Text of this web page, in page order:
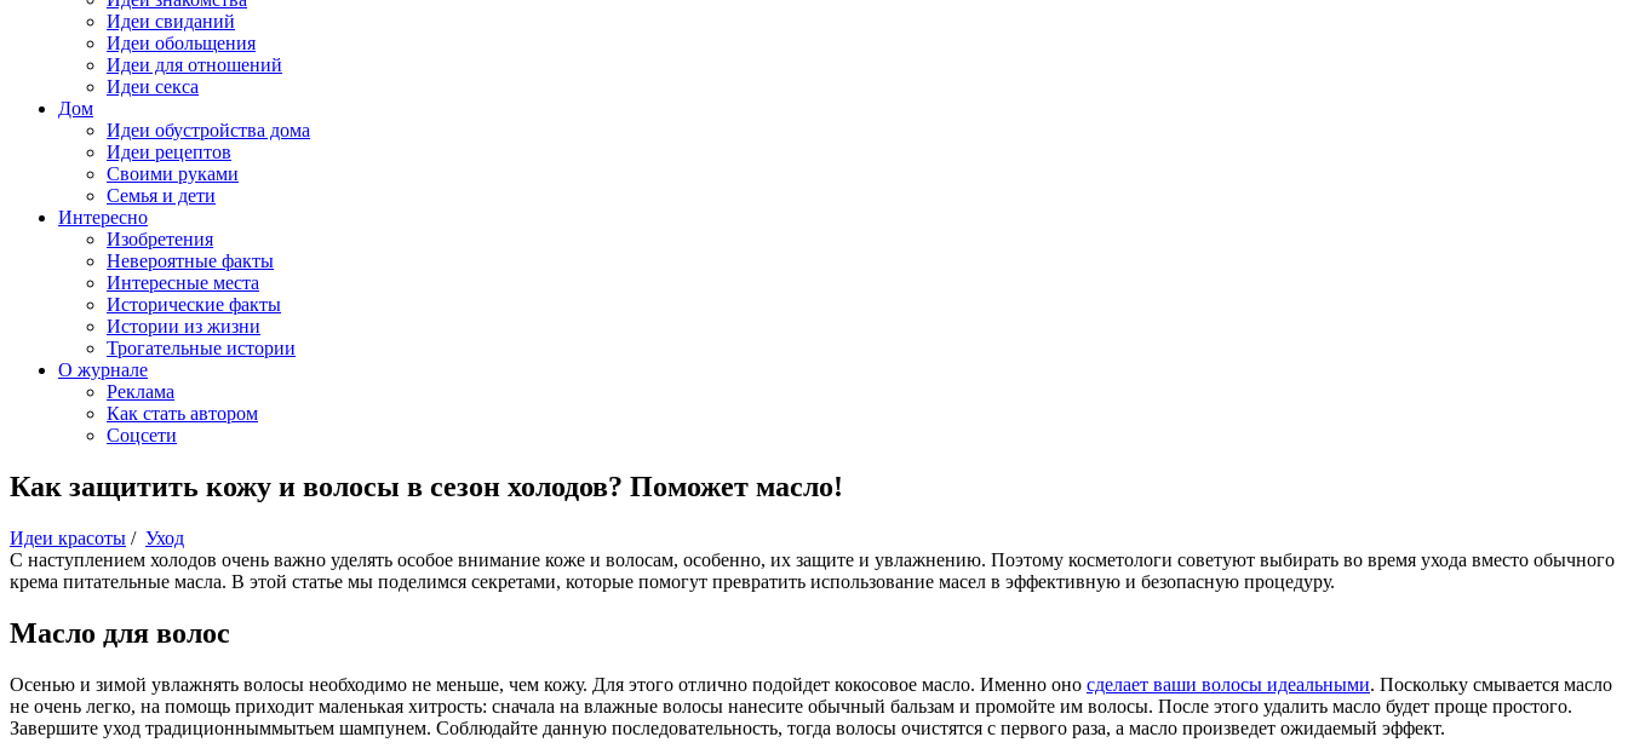
Идеи свиданий
Идеи обольщения
Идеи для отношений
Идеи секса
Дом
Идеи обустройства дома
Идеи рецептов
Своими руками
Семья и дети
Интересно
Изобретения
Невероятные факты
Интересные места
Исторические факты
Истории из жизни
Трогательные истории
О журнале
Реклама
Как стать автором
Соцсети
Как защитить кожу и волосы в сезон холодов? Поможет масло!
Идеи красоты / Уход
С наступлением холодов очень важно уделять особое внимание коже и волосам, особенно, их защите и увлажнению. Поэтому косметологи советуют выбирать во время ухода вместо обычного
крема питательные масла. В этой статье мы поделимся секретами, которые помогут превратить использование масел в эффективную и безопасную процедуру.
Масло для волос
Осенью и зимой увлажнять волосы необходимо не меньше, чем кожу. Для этого отлично подойдет кокосовое масло. Именно оно сделает ваши волосы идеальными. Поскольку смывается масло
не очень легко, на помощь приходит маленькая хитрость: сначала на влажные волосы нанесите обычный бальзам и промойте им волосы. После этого удалить масло будет проще простого.
Завершите уход традиционныммытьем шампунем. Соблюдайте данную последовательность, тогда волосы очистятся с первого раза, а масло произведет ожидаемый эффект.